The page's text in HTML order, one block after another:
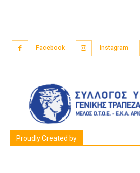
Facebook Instagram
Proudly Created by